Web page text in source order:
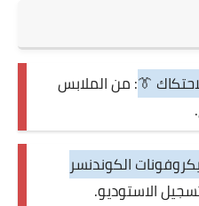
👔: من الملابس
الكوندنسر
الاستوديو.